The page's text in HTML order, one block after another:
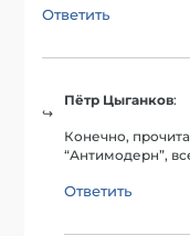
Ответить
Пётр Цыганков:
Конечно,
“Антимодерн”,
Ответить